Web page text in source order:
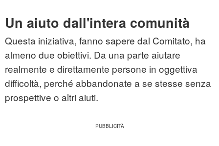
Un aiuto dall'intera comunità
Questa iniziativa, fanno sapere dal Comitato, ha
almeno due obiettivi. Da una parte aiutare
realmente e direttamente persone in oggettiva
difficoltà, perché abbandonate a se stesse senza
prospettive o altri aiuti.